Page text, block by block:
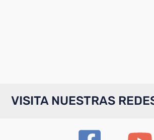
VISITA NUESTRAS